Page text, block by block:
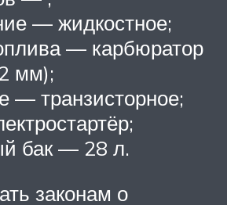
— жидкостное;
— карбюратор
мм);
— транзисторное;
бак — 28 л.
законам о